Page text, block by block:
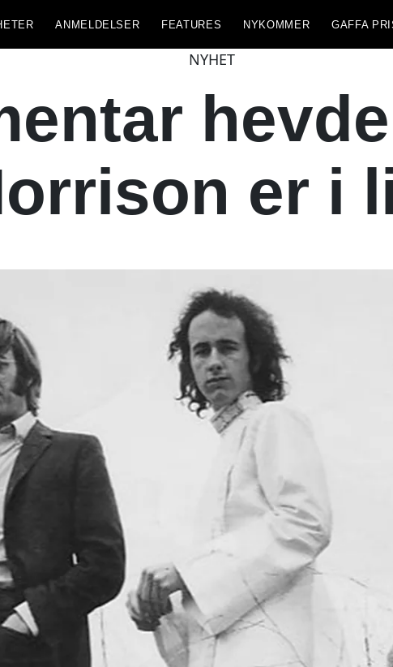
ANMELDELSER FEATURES NYKOMMER GAFFA
NYHET
er i